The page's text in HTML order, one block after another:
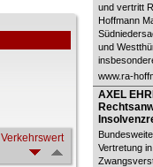
Verkehrswert
und vertritt
Hoffmann
und
www.ra-
AXEL
Fachanwalt
AXEL
Vertretung in